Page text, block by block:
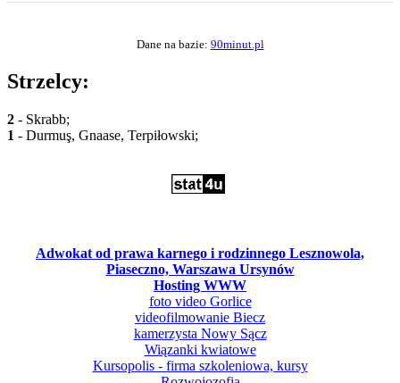
Dane na bazie: 90minut.pl
Strzelcy:
2 - Skrabb;
1 - Durmuş, Gnaase, Terpiłowski;
Adwokat od prawa karnego i rodzinnego Lesznowola,
Piaseczno, Warszawa Ursynów
Hosting WWW
foto video Gorlice
videofilmowanie Biecz
kamerzysta Nowy Sącz
Wiązanki kwiatowe
Kursopolis - firma szkoleniowa, kursy